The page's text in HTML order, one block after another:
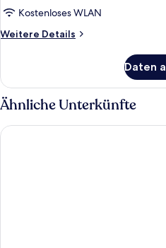
Kitchenette)
Kostenloses WLAN
Weitere Details
Weitere
(Double
Queen
Kitchenette)
Daten
Ähnliche Unterkünfte
Crestview Inn